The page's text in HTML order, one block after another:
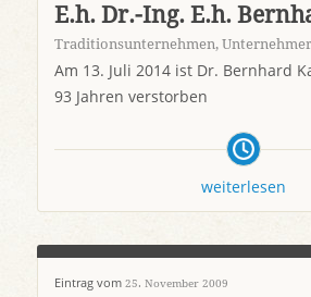
E.h. Dr.-Ing. E.h.
Traditionsunternehmen, Unternehmer
Am 13. Juli 2014 ist Dr. Bernhard
93 Jahren verstorben
weiterlesen
Eintrag vom 25. November 2009